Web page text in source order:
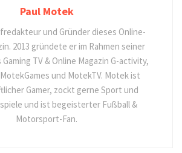
Paul Motek
und Gründer dieses Online-
2013 gründete er im Rahmen seiner
TV & Online Magazin G-activity,
und MotekTV. Motek ist
Gamer, zockt gerne Sport und
und ist begeisterter Fußball &
Motorsport-Fan.